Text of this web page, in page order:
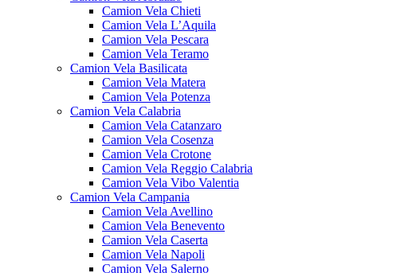
Camion Vela Chieti
Camion Vela L’Aquila
Camion Vela Pescara
Camion Vela Teramo
Camion Vela Basilicata
Camion Vela Matera
Camion Vela Potenza
Camion Vela Calabria
Camion Vela Catanzaro
Camion Vela Cosenza
Camion Vela Crotone
Camion Vela Reggio Calabria
Camion Vela Vibo Valentia
Camion Vela Campania
Camion Vela Avellino
Camion Vela Benevento
Camion Vela Caserta
Camion Vela Napoli
Camion Vela Salerno